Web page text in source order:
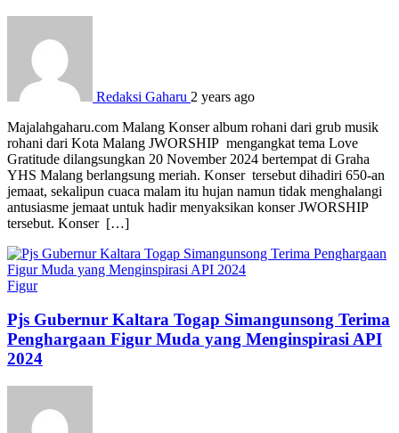
Redaksi Gaharu 2 years ago
Majalahgaharu.com Malang Konser album rohani dari grub musik
rohani dari Kota Malang JWORSHIP mengangkat tema Love
Gratitude dilangsungkan 20 November 2024 bertempat di Graha
YHS Malang berlangsung meriah. Konser tersebut dihadiri 650-an
jemaat, sekalipun cuaca malam itu hujan namun tidak menghalangi
antusiasme jemaat untuk hadir menyaksikan konser JWORSHIP
tersebut. Konser […]
Figur
Pjs Gubernur Kaltara Togap Simangunsong Terima
Penghargaan Figur Muda yang Menginspirasi API
2024